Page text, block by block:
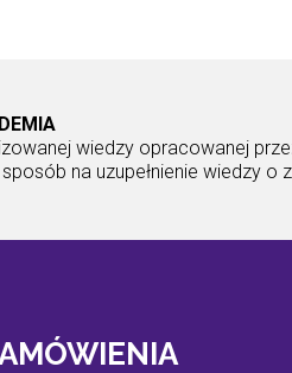
wiedzy opracowanej
na uzupełnienie wiedzy o